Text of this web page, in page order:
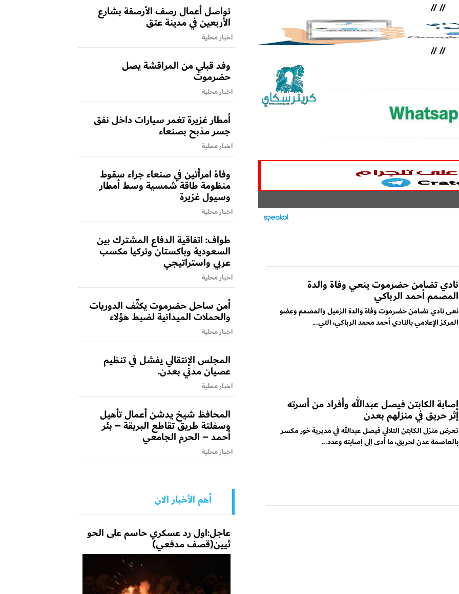
//
//
//
//
نادي تضامن حضرموت ينعي وفاة والدة
المصمم أحمد الرباكي
نعى نادي تضامن حضرموت وفاة والدة الزميل والمصمم وعضو
المركز الإعلامي بالنادي أحمد محمد الرباكي، التي...
إصابة الكابتن فيصل عبدالله وأفراد من أسرته
إثر حريق في منزلهم بعدن
تعرض منزل الكابتن التلالي فيصل عبدالله في مديرية خور مكسر
بالعاصمة عدن لحريق، ما أدى إلى إصابته وعدد...
تواصل أعمال رصف الأرصفة بشارع
الأربعين في مدينة عتق
اخبار محلية
وفد قبلي من المراقشة يصل
حضرموت
اخبار محلية
أمطار غزيرة تغمر سيارات داخل نفق
جسر مذبح بصنعاء
اخبار محلية
وفاة امرأتين في صنعاء جراء سقوط
منظومة طاقة شمسية وسط أمطار
وسيول غزيرة
اخبار محلية
طواف: اتفاقية الدفاع المشترك بين
السعودية وباكستان وتركيا مكسب
عربي واستراتيجي
اخبار محلية
أمن ساحل حضرموت يكثّف الدوريات
والحملات الميدانية لضبط هؤلاء
اخبار محلية
المجلس الإنتقالي يفشل في تنظيم
عصيان مدني بعدن.
اخبار محلية
المحافظ شيخ يدشن أعمال تأهيل
وسفلتة طريق تقاطع البريقة – بئر
أحمد – الحرم الجامعي
اخبار محلية
أهم الأخبار الان
عاجل:اول رد عسكري حاسم على الحو
ثيين(قصف مدفعي)